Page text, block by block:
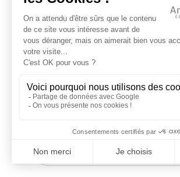
Campus SEPR – Bâtiment J –
LYON